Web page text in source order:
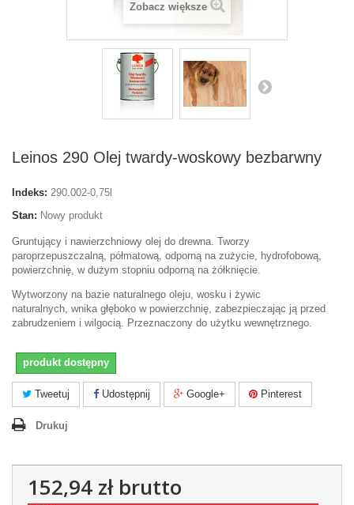
Zobacz większe
Leinos 290 Olej twardy-woskowy bezbarwny
Indeks: 290.002-0,75l
Stan: Nowy produkt
Gruntujący i nawierzchniowy olej do drewna. Tworzy
paroprzepuszczalną, półmatową, odporną na zużycie, hydrofobową,
powierzchnię, w dużym stopniu odporną na żółknięcie.
Wytworzony na bazie naturalnego oleju, wosku i żywic
naturalnych, wnika głęboko w powierzchnię, zabezpieczając ją przed
zabrudzeniem i wilgocią. Przeznaczony do użytku wewnętrznego.
produkt dostępny
Tweetuj Udostępnij Google+ Pinterest
Drukuj
152,94 złbrutto